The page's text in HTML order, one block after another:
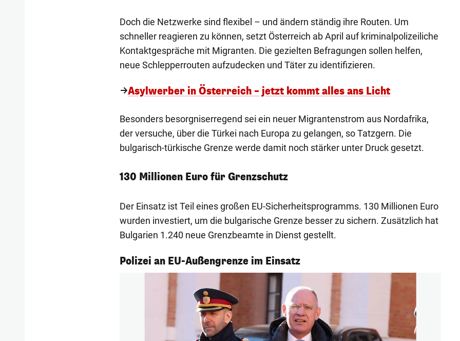
Doch die Netzwerke sind flexibel – und ändern ständig ihre Routen. Um
schneller reagieren zu können, setzt Österreich ab April auf kriminalpolizeiliche
Kontaktgespräche mit Migranten. Die gezielten Befragungen sollen helfen,
neue Schlepperrouten aufzudecken und Täter zu identifizieren.
Asylwerber in Österreich – jetzt kommt alles ans Licht
Besonders besorgniserregend sei ein neuer Migrantenstrom aus Nordafrika,
der versuche, über die Türkei nach Europa zu gelangen, so Tatzgern. Die
bulgarisch-türkische Grenze werde damit noch stärker unter Druck gesetzt.
130 Millionen Euro für Grenzschutz
Der Einsatz ist Teil eines großen EU-Sicherheitsprogramms. 130 Millionen Euro
wurden investiert, um die bulgarische Grenze besser zu sichern. Zusätzlich hat
Bulgarien 1.240 neue Grenzbeamte in Dienst gestellt.
Polizei an EU-Außengrenze im Einsatz
1/5